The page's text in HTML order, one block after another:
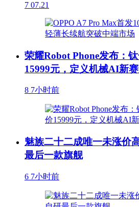
7 07.21
荣耀Robot Phone发布：
15999元，定义机械AI新
8 7小时前
魅族二十二成唯一未涨价
最后一款旗舰
6 7小时前